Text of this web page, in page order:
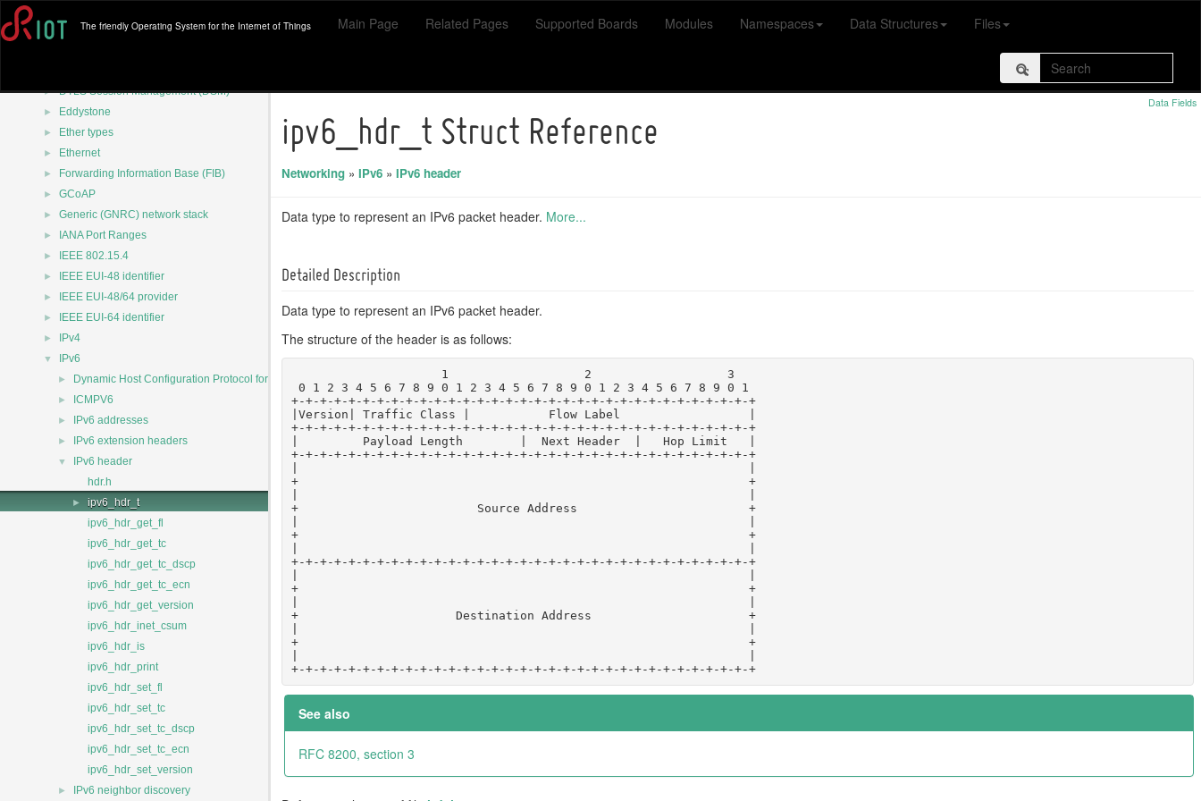
The friendly Operating System for the Internet of Things Main Page Related Pages Supported Boards Modules Namespaces Data Structures Files
► DNS defines
► DTLS Session Management (DSM)
► Eddystone
► Ether types
► Ethernet
► Forwarding Information Base (FIB)
► GCoAP
► Generic (GNRC) network stack
► IANA Port Ranges
► IEEE 802.15.4
► IEEE EUI-48 identifier
► IEEE EUI-48/64 provider
► IEEE EUI-64 identifier
► IPv4
▼ IPv6
► Dynamic Host Configuration Protocol for IPv6 (DHCPv6)
► ICMPV6
► IPv6 addresses
► IPv6 extension headers
▼
IPv6 header
hdr.h
►
ipv6_hdr_t
ipv6_hdr_get_fl
ipv6_hdr_get_tc
ipv6_hdr_get_tc_dscp
ipv6_hdr_get_tc_ecn
ipv6_hdr_get_version
ipv6_hdr_inet_csum
ipv6_hdr_is
ipv6_hdr_print
ipv6_hdr_set_fl
ipv6_hdr_set_tc
ipv6_hdr_set_tc_dscp
ipv6_hdr_set_tc_ecn
ipv6_hdr_set_version
► IPv6 neighbor discovery
Data Fields
ipv6_hdr_t Struct Reference
Networking » IPv6 » IPv6 header
Data type to represent an IPv6 packet header. More...
Detailed Description
Data type to represent an IPv6 packet header.
The structure of the header is as follows:
                     1                   2                   3
0 1 2 3 4 5 6 7 8 9 0 1 2 3 4 5 6 7 8 9 0 1 2 3 4 5 6 7 8 9 0 1
+-+-+-+-+-+-+-+-+-+-+-+-+-+-+-+-+-+-+-+-+-+-+-+-+-+-+-+-+-+-+-+-+
|Version| Traffic Class |           Flow Label                  |
+-+-+-+-+-+-+-+-+-+-+-+-+-+-+-+-+-+-+-+-+-+-+-+-+-+-+-+-+-+-+-+-+
|         Payload Length        |  Next Header  |   Hop Limit   |
+-+-+-+-+-+-+-+-+-+-+-+-+-+-+-+-+-+-+-+-+-+-+-+-+-+-+-+-+-+-+-+-+
+                                                               +
+                         Source Address                        +
+                                                               +
+-+-+-+-+-+-+-+-+-+-+-+-+-+-+-+-+-+-+-+-+-+-+-+-+-+-+-+-+-+-+-+-+
+                                                               +
+                      Destination Address                      +
+                                                               +
+-+-+-+-+-+-+-+-+-+-+-+-+-+-+-+-+-+-+-+-+-+-+-+-+-+-+-+-+-+-+-+-+
See also
RFC 8200, section 3